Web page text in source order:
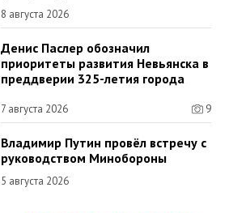
8 августа 2026
Денис Паслер обозначил
приоритеты развития Невьянска в
преддверии 325-летия города
7 августа 2026 9
Владимир Путин провёл встречу с
руководством Минобороны
5 августа 2026